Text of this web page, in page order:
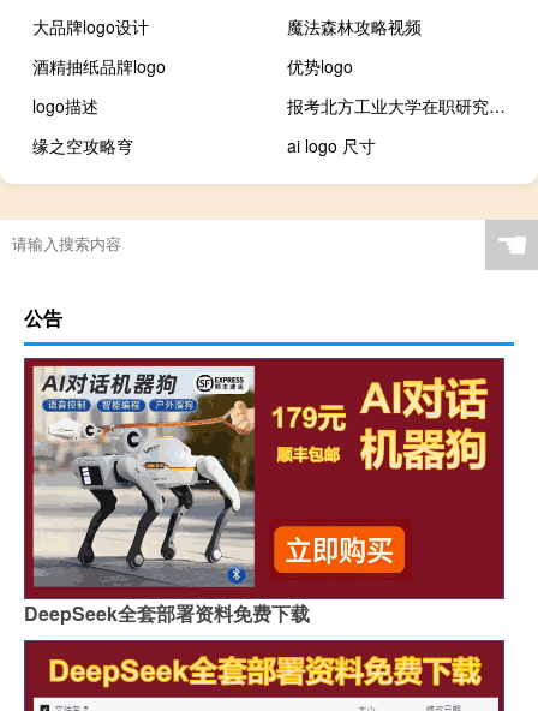
大品牌logo设计
魔法森林攻略视频
酒精抽纸品牌logo
优势logo
logo描述
报考北方工业大学在职研究生流程
缘之空攻略穹
ai logo 尺寸
☚
公告
DeepSeek全套部署资料免费下载